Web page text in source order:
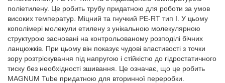
поліетилену. Це робить трубу придатною для роботи за умов
високих температур. Міцний та гнучкий PE-RT тип I. У цьому
кополімері молекули етилену з унікальною молекулярною
структурою засновані на контрольованому розподілі бічних
ланцюжків. При цьому він показує чудові властивості з точки
зору розтріскування під напругою і стійкістю до гідростатичного
тиску без необхідності зшивання. Це означає, що це робить
MAGNUM Tube придатною для вторинної переробки.